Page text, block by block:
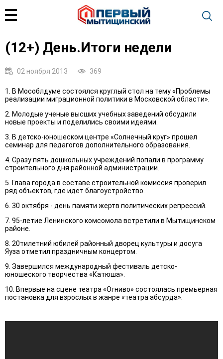
(12+) День.Итоги недели
02 ноября 2013 369
1. В Мособлдуме состоялся круглый стол на тему «Проблемы
реализации миграционной политики в Московской области».
2. Молодые ученые высших учебных заведений обсудили
новые проекты и поделились своими идеями.
3. В детско-юношеском центре «Солнечный круг» прошел
семинар для педагогов дополнительного образования.
4. Сразу пять дошкольных учреждений попали в программу
строительного дня районной администрации.
5. Глава города в составе строительной комиссия проверил
ряд объектов, где идет благоустройство.
6. 30 октября - день памяти жертв политических репрессий.
7. 95-летие Ленинского комсомола встретили в Мытищинском
районе.
8. 20тилетний юбилей районный дворец культуры и досуга
Яуза отметил праздничным концертом.
9. Завершился международный фестиваль детско-
юношеского творчества «Катюша».
10. Впервые на сцене театра «Огниво» состоялась премьерная
постановка для взрослых в жанре «театра абсурда».